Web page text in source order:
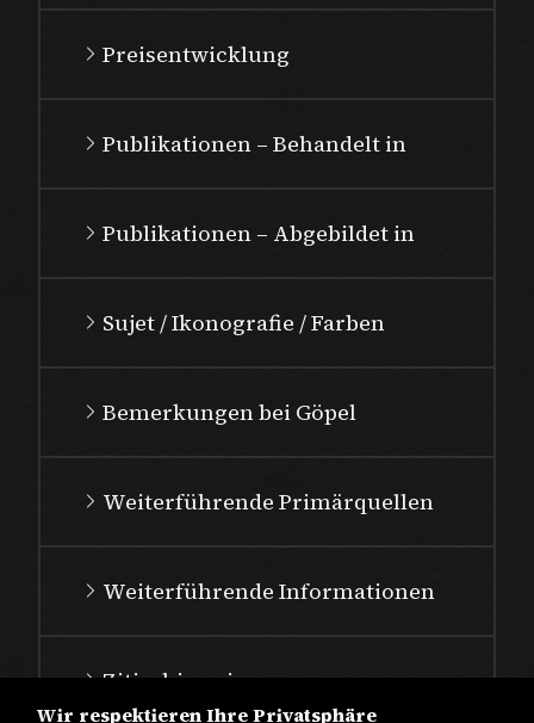
Preisentwicklung
Publikationen – Behandelt in
Publikationen – Abgebildet in
Sujet / Ikonografie / Farben
Bemerkungen bei Göpel
Weiterführende Primärquellen
Weiterführende Informationen
Zitierhinweis
Wir respektieren Ihre Privatsphäre